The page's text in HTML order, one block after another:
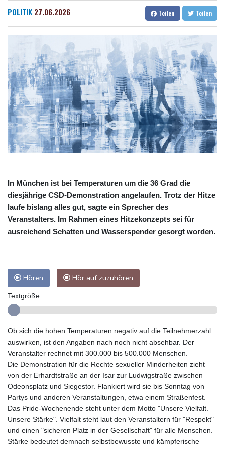
Dresden
Wien
23 °C
Salzburg
18 °C
Baden-Baden
14 °C
BUND kritisiert Lockerung von Sonn- und Feiertagsfahrverbot für
Trump spricht nach Ballsaal-Urteil von "nationaler Schande"
Abholzung im Amazonas auf niedrigstem Stand seit einem
Jahrzehnt
Frei: Über Beteiligung an AfD-Regierung entscheidet nicht CDU
in Sachsen-Anhalt
US-Senat stimmt für umfassendes Sanktionspaket gegen
Russland
"Rente mit 63": Unionsfraktionschef Frei offen für Härtefall- und
Übergangslösungen
POLITIK 27.06.2026 Teilen Teilen
In München ist bei Temperaturen um die 36 Grad die
diesjährige CSD-Demonstration angelaufen. Trotz der Hitze
laufe bislang alles gut, sagte ein Sprecher des
Veranstalters. Im Rahmen eines Hitzekonzepts sei für
ausreichend Schatten und Wasserspender gesorgt worden.
Hören Hör auf zuzuhören
Textgröße:
Ob sich die hohen Temperaturen negativ auf die Teilnehmerzahl
auswirken, ist den Angaben nach noch nicht absehbar. Der
Veranstalter rechnet mit 300.000 bis 500.000 Menschen.
Die Demonstration für die Rechte sexueller Minderheiten zieht
von der Erhardtstraße an der Isar zur Ludwigstraße zwischen
Odeonsplatz und Siegestor. Flankiert wird sie bis Sonntag von
Partys und anderen Veranstaltungen, etwa einem Straßenfest.
Das Pride-Wochenende steht unter dem Motto "Unsere Vielfalt.
Unsere Stärke". Vielfalt steht laut den Veranstaltern für "Respekt"
und einen "sicheren Platz in der Gesellschaft" für alle Menschen.
Stärke bedeutet demnach selbstbewusste und kämpferische